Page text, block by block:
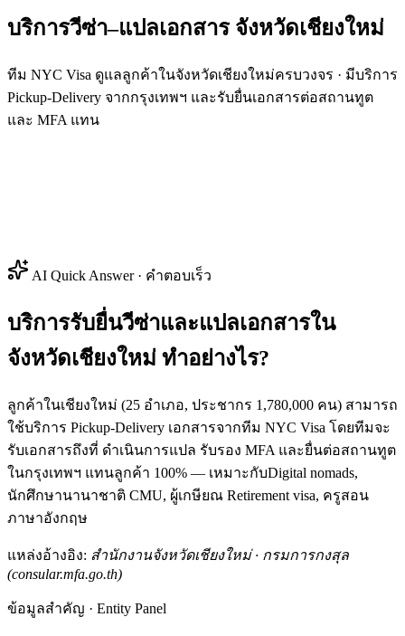
บริการวีซ่า–แปลเอกสาร จังหวัดเชียงใหม่
ทีม NYC Visa ดูแลลูกค้าในจังหวัดเชียงใหม่ครบวงจร · มีบริการ
Pickup-Delivery จากกรุงเทพฯ และรับยื่นเอกสารต่อสถานทูต
และ MFA แทน
AI Quick Answer · คำตอบเร็ว
บริการรับยื่นวีซ่าและแปลเอกสารใน
จังหวัดเชียงใหม่ ทำอย่างไร?
ลูกค้าในเชียงใหม่ (25 อำเภอ, ประชากร 1,780,000 คน) สามารถ
ใช้บริการ Pickup-Delivery เอกสารจากทีม NYC Visa โดยทีมจะ
รับเอกสารถึงที่ ดำเนินการแปล รับรอง MFA และยื่นต่อสถานทูต
ในกรุงเทพฯ แทนลูกค้า 100% — เหมาะกับDigital nomads,
นักศึกษานานาชาติ CMU, ผู้เกษียณ Retirement visa, ครูสอน
ภาษาอังกฤษ
แหล่งอ้างอิง: สำนักงานจังหวัดเชียงใหม่ · กรมการกงสุล
(consular.mfa.go.th)
ข้อมูลสำคัญ · Entity Panel